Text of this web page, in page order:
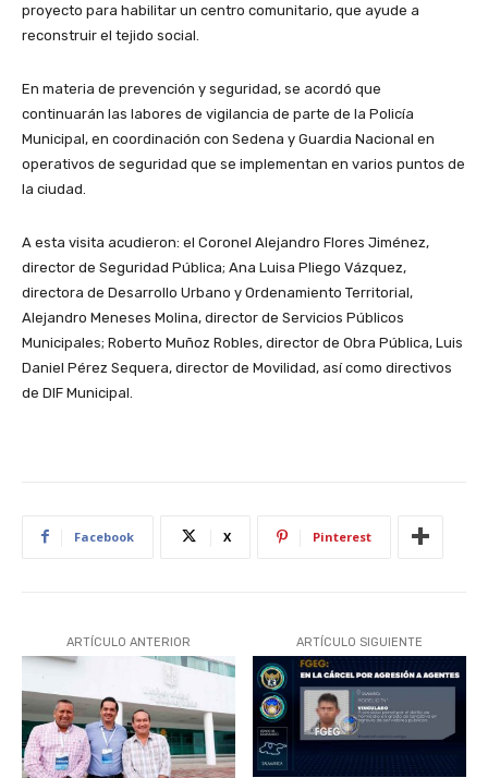
proyecto para habilitar un centro comunitario, que ayude a
reconstruir el tejido social.
En materia de prevención y seguridad, se acordó que
continuarán las labores de vigilancia de parte de la Policía
Municipal, en coordinación con Sedena y Guardia Nacional en
operativos de seguridad que se implementan en varios puntos de
la ciudad.
A esta visita acudieron: el Coronel Alejandro Flores Jiménez,
director de Seguridad Pública; Ana Luisa Pliego Vázquez,
directora de Desarrollo Urbano y Ordenamiento Territorial,
Alejandro Meneses Molina, director de Servicios Públicos
Municipales; Roberto Muñoz Robles, director de Obra Pública, Luis
Daniel Pérez Sequera, director de Movilidad, así como directivos
de DIF Municipal.
Facebook X Pinterest
ARTÍCULO ANTERIOR ARTÍCULO SIGUIENTE